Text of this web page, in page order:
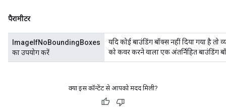
पैरामीटर
ImageIfNoBoundingBoxes
का उपयोग करें
यदि कोई बाउंडिंग बॉक्स नहीं दिया गया है तो
को कवर करने वाला एक अंतर्निहित बाउंडिंग
क्या इस कॉन्टेंट से आपको मदद मिली?